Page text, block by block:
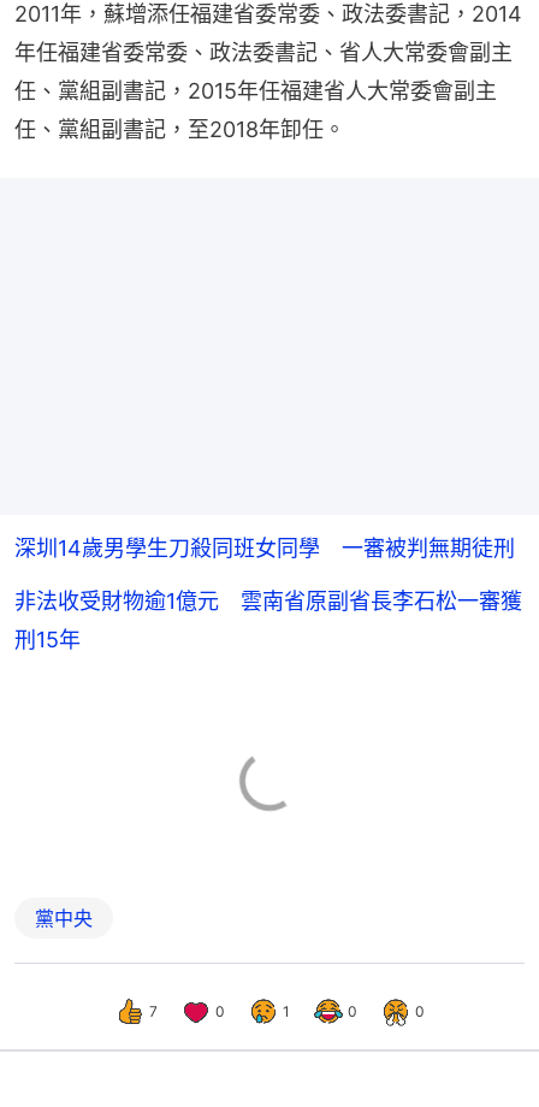
2011年，蘇增添任福建省委常委、政法委書記，2014
年任福建省委常委、政法委書記、省人大常委會副主
任、黨組副書記，2015年任福建省人大常委會副主
任、黨組副書記，至2018年卸任。
深圳14歲男學生刀殺同班女同學 一審被判無期徒刑
非法收受財物逾1億元 雲南省原副省長李石松一審獲
刑15年
黨中央
7 0 1 0 0